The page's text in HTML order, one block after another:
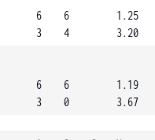
6
3
6
4
1.25
3.20
6
3
6
0
1.19
3.67